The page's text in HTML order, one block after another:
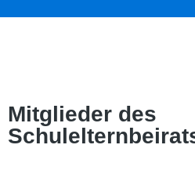
Mitglieder des